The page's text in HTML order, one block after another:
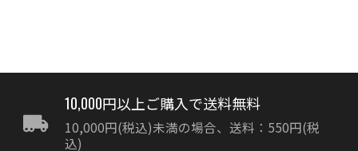
10,000円以上ご購入で送料無料
10,000円(税込)未満の場合、送料：550円(税
込)